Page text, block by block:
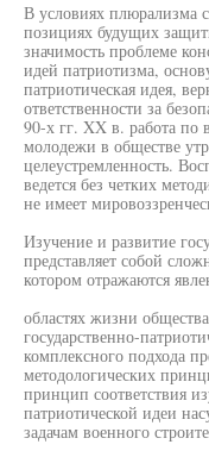
В условиях плюрализма
позициях будущих
значимость проблеме
идей патриотизма,
патриотическая идея,
ответственности за
90-х гг. XX в. работа по
молодежи в обществе
целеустремленность.
ведется без четких
не имеет
Изучение и развитие
представляет собой
котором отражаются
областях жизни
государственно-
комплексного подхода
методологических
принцип соответствия
патриотической идеи
задачам военного